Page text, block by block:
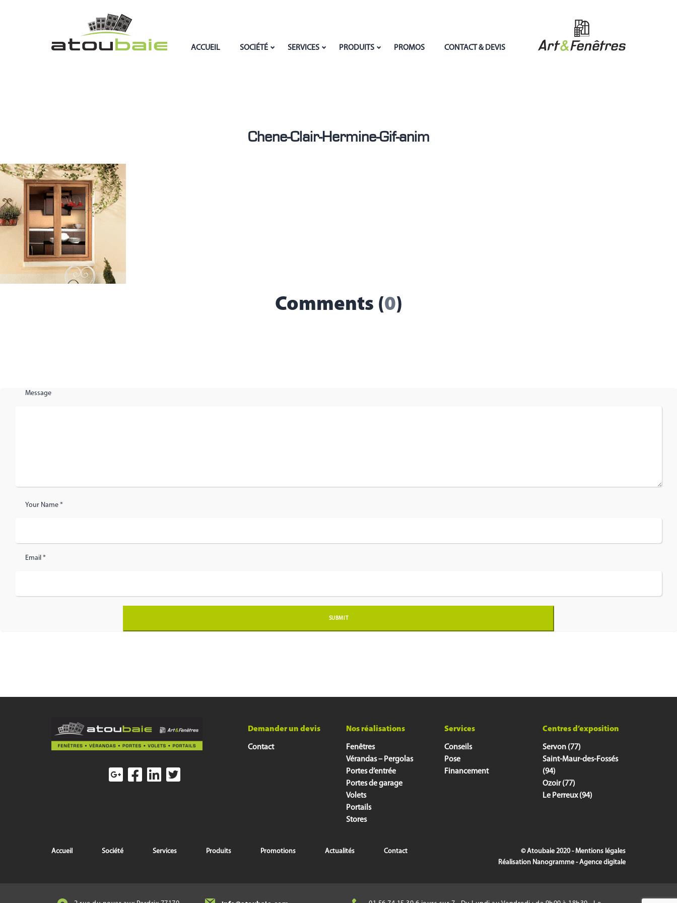
ACCUEIL SOCIÉTÉ SERVICES PRODUITS PROMOS CONTACT & DEVIS
Chene-Clair-Hermine-Gif-anim
Comments (0)
Message
Your Name *
Email *
Demander un devis
Contact
Nos réalisations
Fenêtres
Vérandas – Pergolas
Portes d’entrée
Portes de garage
Volets
Portails
Stores
Services
Conseils
Pose
Financement
Centres d’exposition
Servon (77)
Saint-Maur-des-Fossés
(94)
Ozoir (77)
Le Perreux (94)
Accueil Société Services Produits Promotions Actualités Contact © Atoubaie 2020 -Mentions légales
Réalisation Nanogramme - Agence digitale